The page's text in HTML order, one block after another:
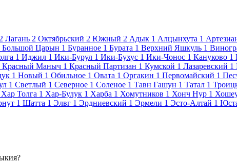
2 Лагань 2 Октябрьский 2 Южный 2 Адык 1 Алцынхута 1
Большой Царын 1 Буранное 1 Бурата 1 Верхний Яшкуль 1
1 Иджил 1 Ики-Бурул 1 Ики-Бухус 1 Ики-Чонос 1 Кануково 1
Красный Маныч 1 Красный Партизан 1 Кумской 1 Лазаревский 1
1 Новый 1 Обильное 1 Овата 1 Оргакин 1 Первомайский 1
1 Светлый 1 Северное 1 Соленое 1 Тавн Гашун 1 Татал 1
Хар Толга 1 Хар-Булук 1 Харба 1 Хомутников 1 Хонч Нур 1
1 Шатта 1 Элвг 1 Эрдниевский 1 Эрмели 1 Эсто-Алтай 1